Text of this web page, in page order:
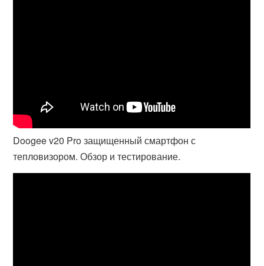
Doogee v20 Pro защищенный смартфон с
тепловизором. Обзор и тестирование.